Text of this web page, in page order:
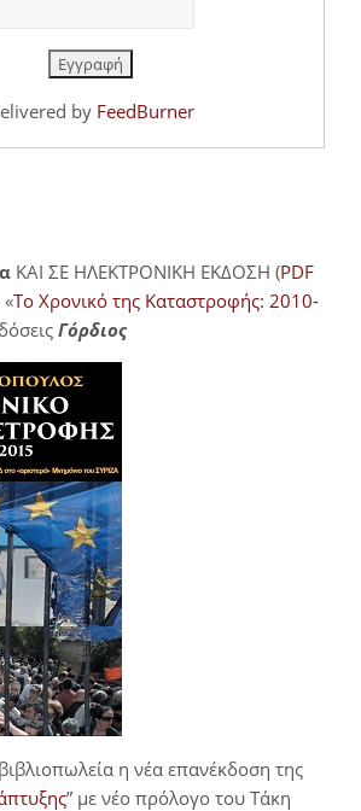
by FeedBurner
ΚΑΙ ΣΕ ΗΛΕΚΤΡΟΝΙΚΗ ΕΚΔΟΣΗ (PDF
Το Χρονικό της Καταστροφής: 2010-
Γόρδιος
η νέα επανέκδοση της
” με νέο πρόλογο του Τάκη